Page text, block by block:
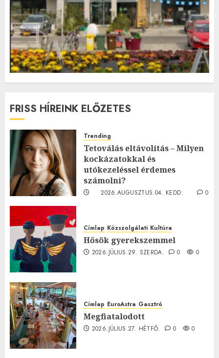
FRISS HÍREINK ELŐZETES
Trending
Tetoválás eltávolítás – Milyen
kockázatokkal és
utókezeléssel érdemes
számolni?
2026.AUGUSZTUS.04. KEDD.
0
Címlap Közszolgálati Kultúra
Hősök gyerekszemmel
2026.JÚLIUS.29. SZERDA. 0 0
Címlap EuroAstra Gasztró
Megfiatalodott
2026.JÚLIUS.27. HÉTFŐ. 0 0